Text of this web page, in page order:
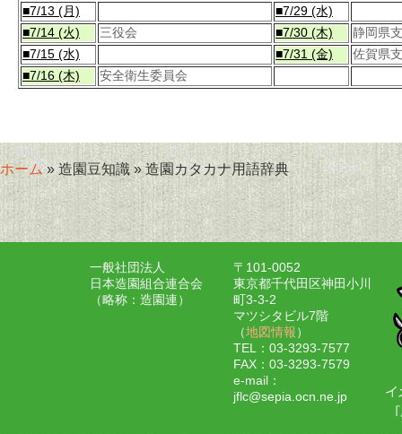
■7/13 (月)
■7/29 (水)
■7/14 (火)
三役会 ■7/30 (木)
静岡県
■7/15 (水)
■7/31 (金)
佐賀県
■7/16 (木)
安全衛生委員会
ホーム» 造園豆知識 » 造園カタカナ用語辞典
一般社団法人
日本造園組合連合会
（略称：造園連）
〒101-0052
東京都千代田区神田小川
町3-3-2
マツシタビル7階
（地図情報）
TEL：03-3293-7577
FAX：03-3293-7579
e-mail：
jflc@sepia.ocn.ne.jp